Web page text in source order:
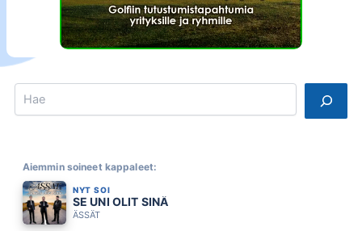
Search
Aiemmin soineet kappaleet:
NYT SOI
SE UNI OLIT SINÄ
ÄSSÄT